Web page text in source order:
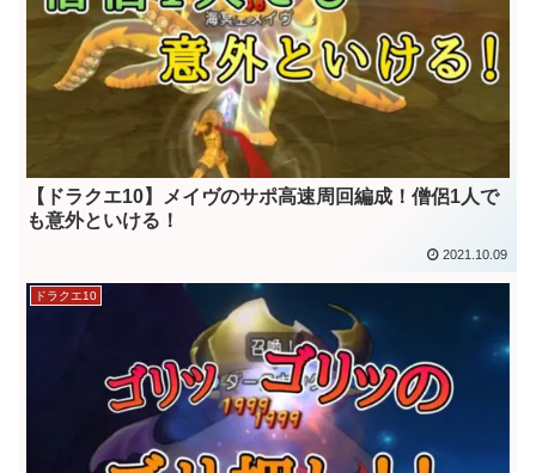
【ドラクエ10】メイヴのサポ高速周回編成！僧侶1人で
も意外といける！
2021.10.09
ドラクエ10